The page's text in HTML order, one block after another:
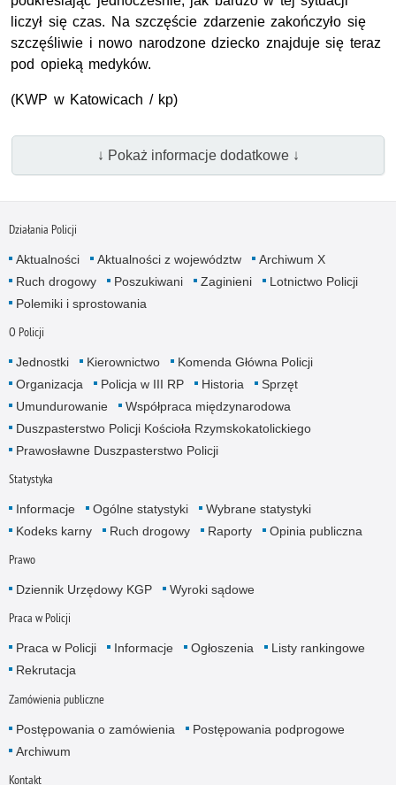
liczył się czas. Na szczęście zdarzenie zakończyło się
szczęśliwie i nowo narodzone dziecko znajduje się teraz
pod opieką medyków.
(KWP w Katowicach / kp)
↓ Pokaż informacje dodatkowe ↓
Działania Policji
Aktualności Aktualności z województw
Archiwum X
Ruch drogowy
Poszukiwani Zaginieni
Lotnictwo Policji
Polemiki i sprostowania
O Policji
Jednostki Kierownictwo
Komenda Główna Policji
Organizacja
Policja w III RP Historia
Sprzęt
Umundurowanie
Współpraca międzynarodowa
Duszpasterstwo Policji Kościoła Rzymskokatolickiego
Prawosławne Duszpasterstwo Policji
Statystyka
Informacje Ogólne statystyki
Wybrane statystyki
Kodeks karny
Ruch drogowy Raporty Opinia publiczna
Prawo
Dziennik Urzędowy KGP Wyroki sądowe
Praca w Policji
Praca w Policji Informacje Ogłoszenia
Listy rankingowe
Rekrutacja
Zamówienia publiczne
Postępowania o zamówienia
Postępowania podprogowe
Archiwum
Kontakt